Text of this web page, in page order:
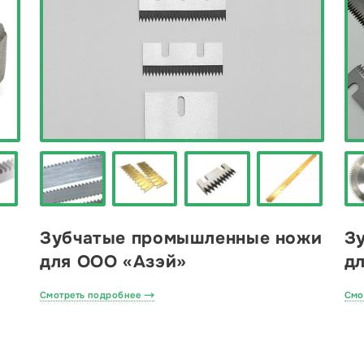
Зубчатые промышленные ножи
для ООО «Азэй»
Смотреть подробнее